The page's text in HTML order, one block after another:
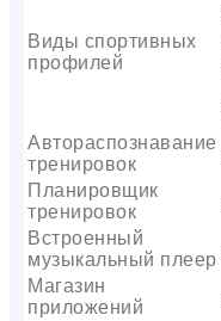
Виды спортивных
профилей
Автораспознавание
тренировок
Планировщик
тренировок
Встроенный
музыкальный плеер
Магазин
приложений